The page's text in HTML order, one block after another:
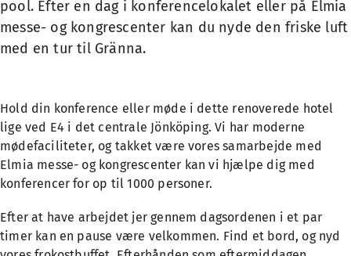
pool. Efter en dag i konferencelokalet eller på Elmia
messe- og kongrescenter kan du nyde den friske luft
med en tur til Gränna.
Hold din konference eller møde i dette renoverede hotel
lige ved E4 i det centrale Jönköping. Vi har moderne
mødefaciliteter, og takket være vores samarbejde med
Elmia messe- og kongrescenter kan vi hjælpe dig med
konferencer for op til 1000 personer.
Efter at have arbejdet jer gennem dagsordenen i et par
timer kan en pause være velkommen. Find et bord, og nyd